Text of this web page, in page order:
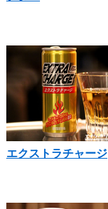
エクストラチャージ